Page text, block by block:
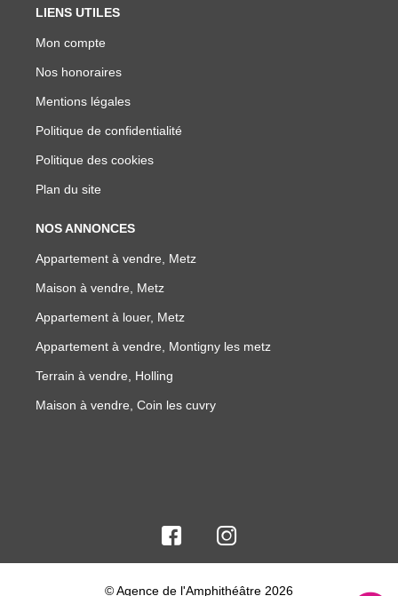
LIENS UTILES
Mon compte
Nos honoraires
Mentions légales
Politique de confidentialité
Politique des cookies
Plan du site
NOS ANNONCES
Appartement à vendre, Metz
Maison à vendre, Metz
Appartement à louer, Metz
Appartement à vendre, Montigny les metz
Terrain à vendre, Holling
Maison à vendre, Coin les cuvry
© Agence de l'Amphithéâtre 2026